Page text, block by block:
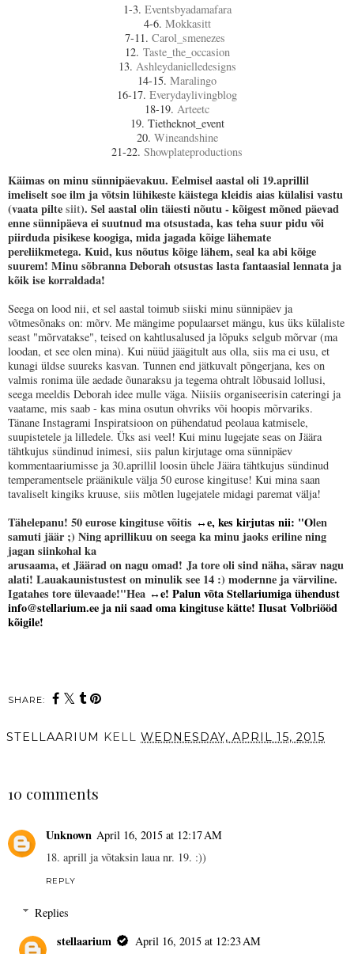
1-3. Eventsbyadamafara
4-6. Mokkasitt
7-11. Carol_smenezes
12. Taste_the_occasion
13. Ashleydanielledesigns
14-15. Maralingo
16-17. Everydaylivingblog
18-19. Arteetc
19. Tietheknot_event
20. Wineandshine
21-22. Showplateproductions
Käimas on minu sünnipäevakuu. Eelmisel aastal oli 19.aprillil
imeliselt soe ilm ja võtsin lühikeste käistega kleidis aias külalisi vastu
(vaata piltesiit). Sel aastal olin täiesti nõutu - kõigest mõned päevad
enne sünnipäeva ei suutnud ma otsustada, kas teha suur pidu või
piirduda pisikese koogiga, mida jagada kõige lähemate
pereliikmetega. Kuid, kus nõutus kõige lähem, seal ka abi kõige
suurem! Minu sõbranna Deborah otsustas lasta fantaasial lennata ja
kõik ise korraldada!
Seega on lood nii, et sel aastal toimub siiski minu sünnipäev ja
võtmesõnaks on: mõrv. Me mängime populaarset mängu, kus üks külaliste
seast "mõrvatakse", teised on kahtlusalused ja lõpuks selgub mõrvar (ma
loodan, et see olen mina). Kui nüüd jäägitult aus olla, siis ma ei usu, et
kunagi üldse suureks kasvan. Tunnen end jätkuvalt põngerjana, kes on
valmis ronima üle aedade õunaraksu ja tegema ohtralt lõbusaid lollusi,
seega meeldis Deborah idee mulle väga. Niisiis organiseerisin cateringi ja
vaatame, mis saab - kas mina osutun ohvriks või hoopis mõrvariks.
Tänane Instagrami Inspiratsioon on pühendatud peolaua katmisele,
suupistetele ja lilledele. Üks asi veel! Kui minu lugejate seas on Jäära
tähtkujus sündinud inimesi, siis palun kirjutage oma sünnipäev
kommentaariumisse ja 30.aprillil loosin ühele Jäära tähtkujus sündinud
temperamentsele präänikule välja 50 eurose kingituse! Kui mina saan
tavaliselt kingiks kruuse, siis mõtlen lugejatele midagi paremat välja!
Tähelepanu! 50 eurose kingituse võitis ↔e, kes kirjutas nii: "Olen
samuti jäär ;) Ning aprillikuu on seega ka minu jaoks eriline ning
jagan siinkohal ka
arusaama, et Jäärad on nagu omad! Ja tore oli sind näha, särav nagu
alati! Lauakaunistustest on minulik see 14 :) modernne ja värviline.
Igatahes tore ülevaade!"Hea ↔e! Palun võta Stellariumiga ühendust
info@stellarium.ee ja nii saad oma kingituse kätte! Ilusat Volbriööd
kõigile!
SHARE:
STELLAARIUM KELL WEDNESDAY, APRIL 15, 2015
10 comments
Unknown April 16, 2015 at 12:17 AM
18. aprill ja võtaksin laua nr. 19. :))
REPLY
Replies
stellaarium
April 16, 2015 at 12:23 AM